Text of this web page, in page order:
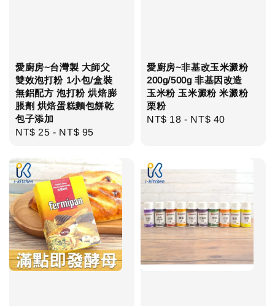
愛廚房~台灣製 大師父
雙效泡打粉 1小包/盒裝
無鋁配方 泡打粉 烘焙膨
脹劑 烘焙蛋糕麵包餅乾
包子添加
Regular
NT$ 25 - NT$ 95
愛廚房~非基改玉米澱粉
200g/500g 非基因改造
玉米粉 玉米澱粉 米澱粉
栗粉
Regular
NT$ 18 - NT$ 40